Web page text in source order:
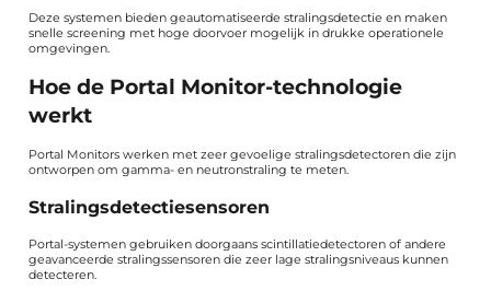
Deze systemen bieden geautomatiseerde stralingsdetectie en maken
snelle screening met hoge doorvoer mogelijk in drukke operationele
omgevingen.
Hoe de Portal Monitor-technologie
werkt
Portal Monitors werken met zeer gevoelige stralingsdetectoren die zijn
ontworpen om gamma- en neutronstraling te meten.
Stralingsdetectiesensoren
Portal-systemen gebruiken doorgaans scintillatiedetectoren of andere
geavanceerde stralingssensoren die zeer lage stralingsniveaus kunnen
detecteren.